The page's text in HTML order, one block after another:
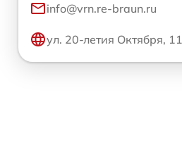
info@vrn.re-braun.ru
ул. 20-летия Октября, 11